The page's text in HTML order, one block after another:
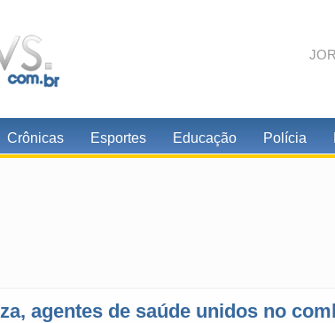
Crônicas Esportes Educação Polícia
agentes de saúde unidos no